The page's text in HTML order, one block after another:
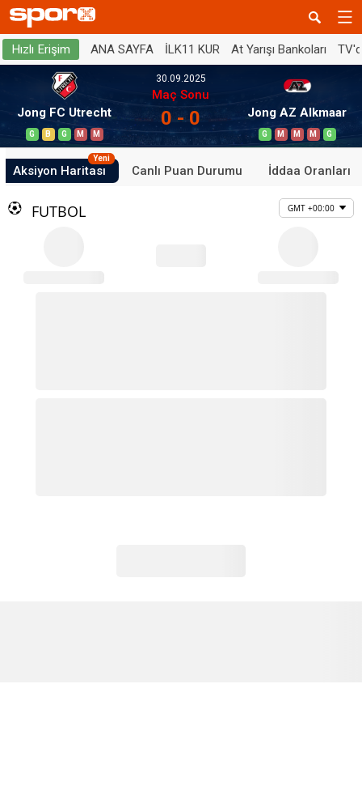
Hızlı Erişim ANA SAYFA İLK11 KUR At Yarışı Bankoları
Jong FC Utrecht
G B G M M
30.09.2025
Maç Sonu
0 - 0 Jong AZ Alkmaar
G M M M G
Aksiyon Haritası
Yeni
Canlı Puan Durumu İddaa Oranları
FUTBOL GMT +00:00